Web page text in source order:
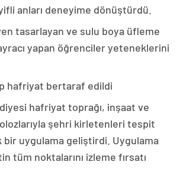
anları deneyime dönüştürdü.
tasarlayan ve sulu boya üfleme
yapan öğrenciler yeteneklerini
hafriyat bertaraf edildi
hafriyat toprağı, inşaat ve
şehri kirletenleri tespit
uygulama geliştirdi. Uygulama
tüm noktalarını izleme fırsatı